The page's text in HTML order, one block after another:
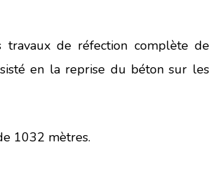
de réfection complète de
en la reprise du béton sur les
1032 mètres.